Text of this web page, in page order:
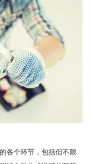
各个环节，包括但不限